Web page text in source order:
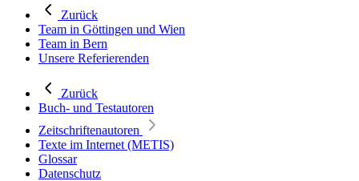
Zurück
Team in Göttingen und Wien
Team in Bern
Unsere Referierenden
Zurück
Buch- und Testautoren
Zeitschriftenautoren
Texte im Internet (METIS)
Glossar
Datenschutz